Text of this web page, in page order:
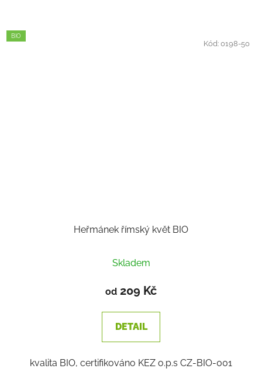
BIO
Heřmánek římský květ BIO
Skladem
od 209 Kč
DETAIL
kvalita BIO, certifikováno KEZ o.p.s CZ-BIO-001
Kód:0198-50